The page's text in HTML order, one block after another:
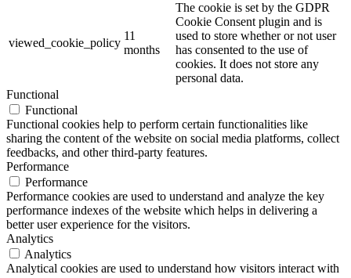
viewed_cookie_policy
11
months
The cookie is set by the GDPR
Cookie Consent plugin and is
used to store whether or not user
has consented to the use of
cookies. It does not store any
personal data.
Functional
Functional
Functional cookies help to perform certain functionalities like
sharing the content of the website on social media platforms, collect
feedbacks, and other third-party features.
Performance
Performance
Performance cookies are used to understand and analyze the key
performance indexes of the website which helps in delivering a
better user experience for the visitors.
Analytics
Analytics
Analytical cookies are used to understand how visitors interact with